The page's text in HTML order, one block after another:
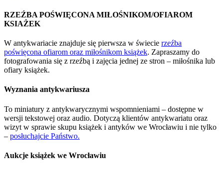
RZEŹBA POŚWIĘCONA MIŁOŚNIKOM/OFIAROM
KSIAŻEK
W antykwariacie znajduje się pierwsza w świecie rzeźba
poświęcona ofiarom oraz miłośnikom książek. Zapraszamy do
fotografowania się z rzeźbą i zajęcia jednej ze stron – miłośnika lub
ofiary książek.
Wyznania antykwariusza
To miniatury z antykwarycznymi wspomnieniami – dostępne w
wersji tekstowej oraz audio. Dotyczą klientów antykwariatu oraz
wizyt w sprawie skupu książek i antyków we Wrocławiu i nie tylko
– posłuchajcie Państwo.
Aukcje książek we Wrocławiu